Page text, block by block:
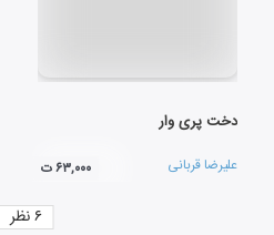
دخت پری وار
علیرضا قربانی ۶۳,۰۰۰ ت
۶نظر